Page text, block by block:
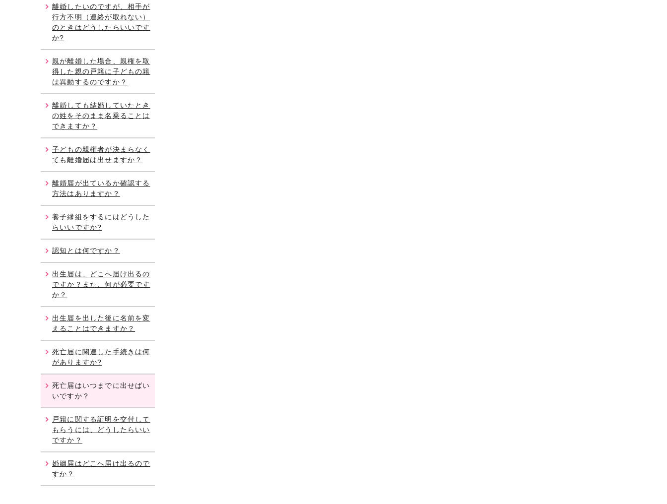
離婚したいのですが、相手が
行方不明（連絡が取れない）
のときはどうしたらいいです
か?
親が離婚した場合、親権を取
得した親の戸籍に子どもの籍
は異動するのですか？
離婚しても結婚していたとき
の姓をそのまま名乗ることは
できますか？
子どもの親権者が決まらなく
ても離婚届は出せますか？
離婚届が出ているか確認する
方法はありますか？
養子縁組をするにはどうした
らいいですか?
認知とは何ですか？
出生届は、どこへ届け出るの
ですか？また、何が必要です
か？
出生届を出した後に名前を変
えることはできますか？
死亡届に関連した手続きは何
がありますか?
死亡届はいつまでに出せばい
いですか？
戸籍に関する証明を交付して
もらうには、どうしたらいい
ですか？
婚姻届はどこへ届け出るので
すか？